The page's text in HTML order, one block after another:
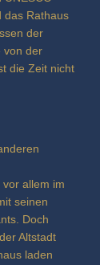
das Rathaus
der
von der
die Zeit nicht
allem im
seinen
Doch
Altstadt
laden